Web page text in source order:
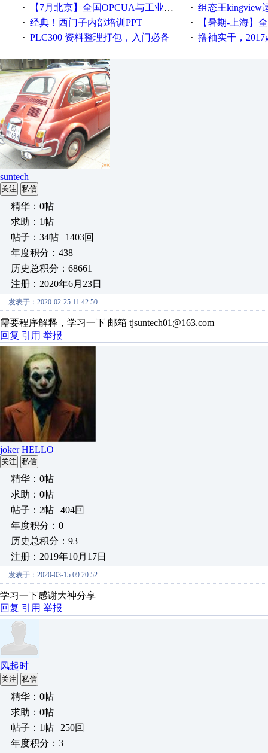
· 【7月北京】全国OPCUA与工业互联技术培训班通知！ · 组态王kingview
· 经典！西门子内部培训PPT · 【暑期-上海】全国工业
· PLC300 资料整理打包，入门必备 · 撸袖实干，2017gongkong®第
suntech
关注 私信
精华：0帖
求助：1帖
帖子：34帖 | 1403回
年度积分：438
历史总积分：68661
注册：2020年6月23日
发表于：2020-02-25 11:42:50
需要程序解释，学习一下 邮箱 tjsuntech01@163.com
回复 引用 举报
joker HELLO
关注 私信
精华：0帖
求助：0帖
帖子：2帖 | 404回
年度积分：0
历史总积分：93
注册：2019年10月17日
发表于：2020-03-15 09:20:52
学习一下感谢大神分享
回复 引用 举报
风起时
关注 私信
精华：0帖
求助：0帖
帖子：1帖 | 250回
年度积分：3